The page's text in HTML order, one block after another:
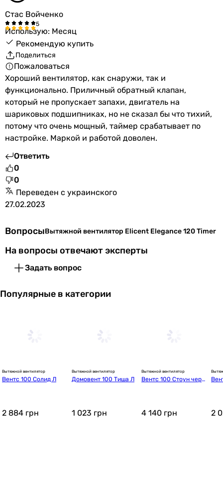
Стас Войченко
Использую: Месяц
Рекомендую купить
Поделиться
Пожаловаться
Хороший вентилятор, как снаружи, так и
функционально. Приличный обратный клапан,
который не пропускает запахи, двигатель на
шариковых подшипниках, но не сказал бы что тихий,
потому что очень мощный, таймер срабатывает по
настройке. Маркой и работой доволен.
Ответить
0
0
Переведен с украинского
27.02.2023
ВопросыВытяжной вентилятор Elicent Elegance 120 Timer
На вопросы отвечают эксперты
Задать вопрос
Популярные в категории
Вытяжной вентилятор
Вентс 100 Солид Л
2 884 грн
Вытяжной вентилятор
Домовент 100 Тиша Л
1 023 грн
Вытяжной вентилятор
Вентс 100 Стоун черн
4 140 грн 2